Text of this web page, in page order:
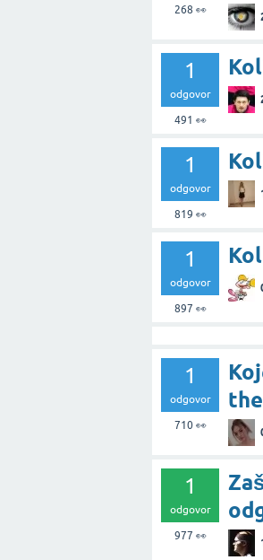
268 👀
1
odgovor
491 👀
1
odgovor
819 👀
1
odgovor
897 👀
1
odgovor
710👀
1
odgovor
977 👀